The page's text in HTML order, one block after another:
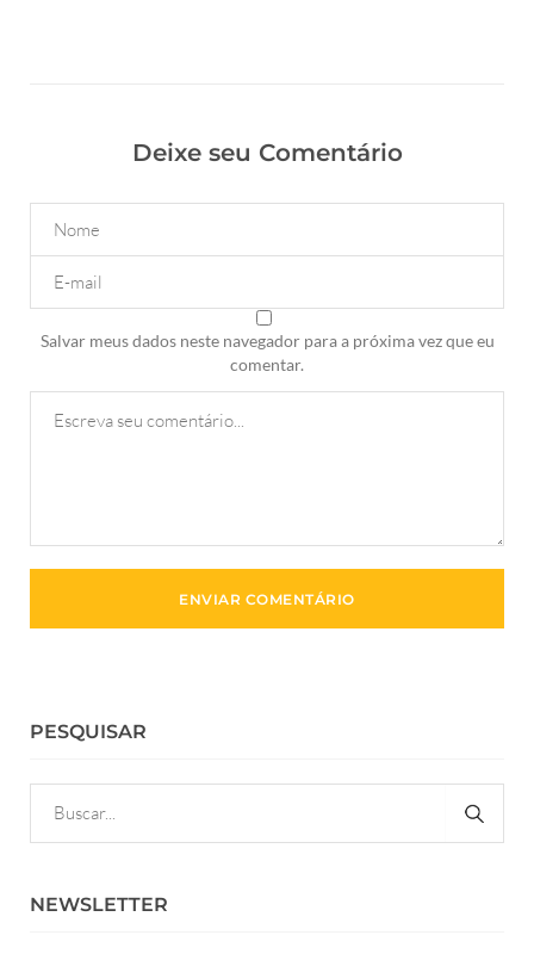
Deixe seu Comentário
Salvar meus dados neste navegador para a próxima vez que eu
comentar.
PESQUISAR
NEWSLETTER